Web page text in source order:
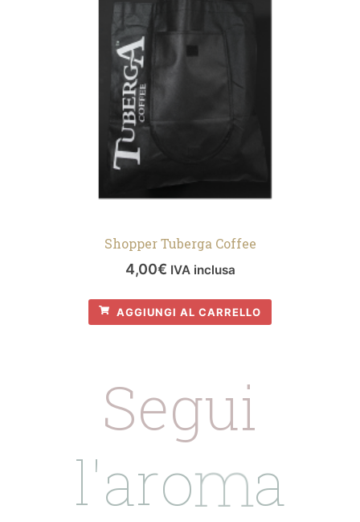
Shopper Tuberga Coffee
4,00€ IVA inclusa
AGGIUNGI AL CARRELLO
Segui
l'aroma